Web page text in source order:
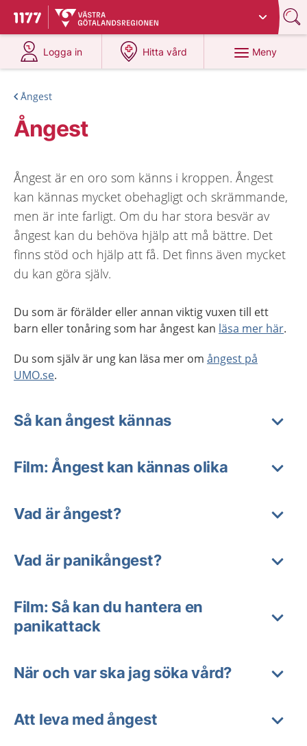
Till startsidan för 1177
Du har valt region
Logga in
på 1177.se
Hitta vård
på 1177.se
Meny
Ångest
Ångest
Ångest är en oro som känns i kroppen. Ångest
kan kännas mycket obehagligt och skrämmande,
men är inte farligt. Om du har stora besvär av
ångest kan du behöva hjälp att må bättre. Det
finns stöd och hjälp att få. Det finns även mycket
du kan göra själv.
Du som är förälder eller annan viktig vuxen till ett
barn eller tonåring som har ångest kan läsa mer här.
Du som själv är ung kan läsa mer om ångest på
UMO.se.
Så kan ångest kännas
Film: Ångest kan kännas olika
Vad är ångest?
Vad är panikångest?
Film: Så kan du hantera en
panikattack
När och var ska jag söka vård?
Att leva med ångest